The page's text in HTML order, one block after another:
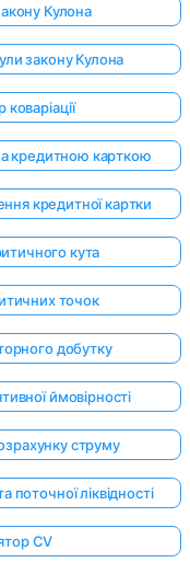
Кулона
закону Кулона
кредитною карткою
кредитної картки
кута
точок
добутку
ймовірності
струму
поточної ліквідності
CV